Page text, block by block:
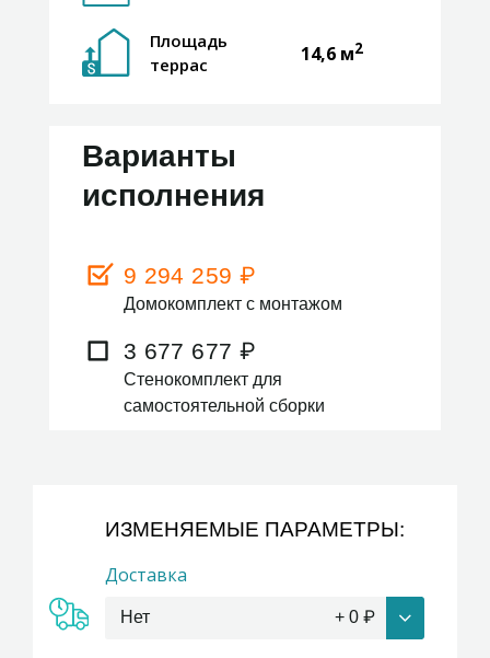
Площадь
террас
14,6 м2
Варианты
исполнения
9 294 259 ₽
Домокомплект с монтажом
3 677 677 ₽
Стенокомплект для
самостоятельной сборки
ИЗМЕНЯЕМЫЕ ПАРАМЕТРЫ:
Доставка
Нет + 0 ₽